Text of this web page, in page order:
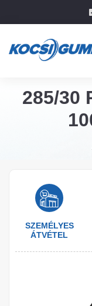
285/30
SZEMÉLYES
ÁTVÉTEL